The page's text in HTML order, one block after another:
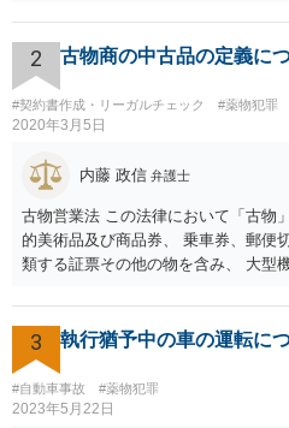
士に同行を依頼することも可能です。
2 古物商の中古品の定義に
#契約書作成・リーガルチェック #薬物犯罪
2020年3月5日
内藤 政信 弁護士
古物営業法 この法律において「古物
的美術品及び商品券、 乗車券、郵便
類する証票その他の物を含み、 大型
じ。)若しくは使用されない物品で使
これらの物品に幾分の手入れをした
度、消費者の手に渡ったものは、法
って、転売するなら、許可証が必要
せ んね。事実上、野放しですね。 ま
3 執行猶予中の車の運転に
#自動車事故 #薬物犯罪
2023年5月22日